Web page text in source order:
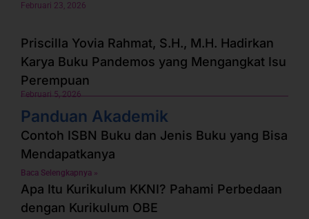
Februari 23, 2026
Priscilla Yovia Rahmat, S.H., M.H. Hadirkan
Karya Buku Pandemos yang Mengangkat Isu
Perempuan
Februari 5, 2026
Panduan Akademik
Contoh ISBN Buku dan Jenis Buku yang Bisa
Mendapatkanya
Baca Selengkapnya »
Apa Itu Kurikulum KKNI? Pahami Perbedaan
dengan Kurikulum OBE